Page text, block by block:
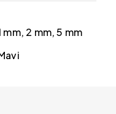
mm, 2 mm, 5 mm